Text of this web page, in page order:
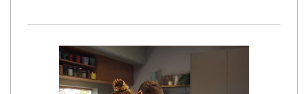
Wie Guided-Cooking funktioniert? Lass es dir
zeigen!Unsere
Repräsentantinnen und
Repräsentantenstellen dir den Thermomix® TM7